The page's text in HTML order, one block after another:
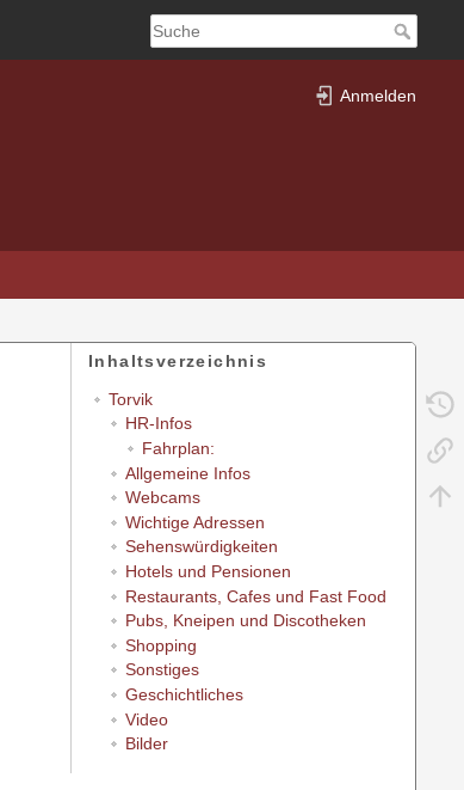
Anmelden
Inhaltsverzeichnis
Torvik
HR-Infos
Fahrplan:
Allgemeine Infos
Webcams
Wichtige Adressen
Sehenswürdigkeiten
Hotels und Pensionen
Restaurants, Cafes und Fast Food
Pubs, Kneipen und Discotheken
Shopping
Sonstiges
Geschichtliches
Video
Bilder